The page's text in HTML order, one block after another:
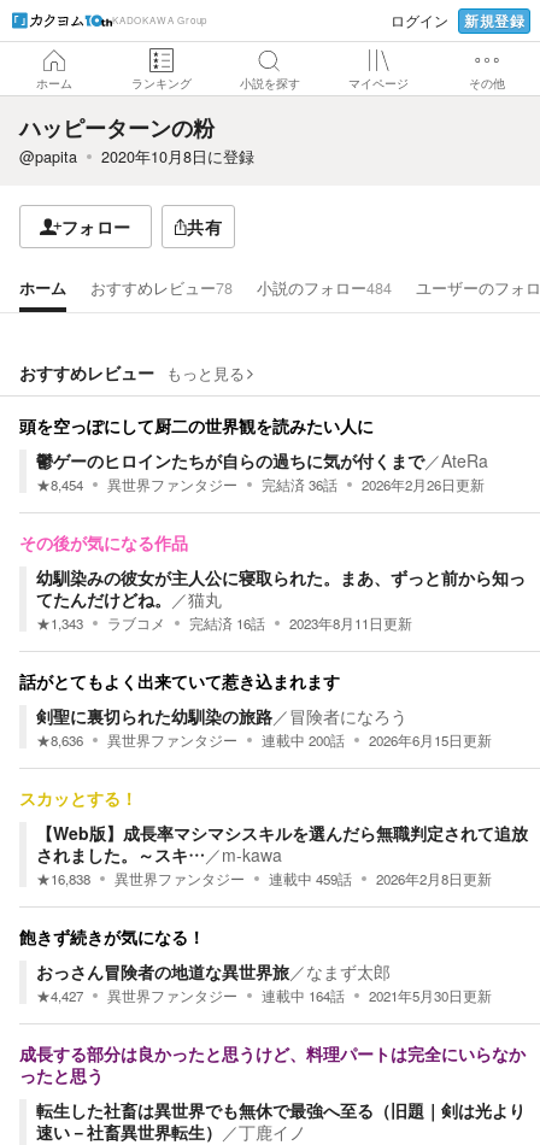
KADOKAWA Group ログイン 新規登録
ホーム ランキング 小説を探す マイページ その他
ハッピーターンの粉
@papita 2020年10月8日に登録
フォロー 共有
ホーム おすすめレビュー78 小説のフォロー484 ユーザーのフォ
おすすめレビュー もっと見る
頭を空っぽにして厨二の世界観を読みたい人に
鬱ゲーのヒロインたちが自らの過ちに気が付くまで／AteRa
★8,454 異世界ファンタジー 完結済36話 2026年2月26日更新
その後が気になる作品
幼馴染みの彼女が主人公に寝取られた。まあ、ずっと前から知っ
てたんだけどね。 ／猫丸
★1,343 ラブコメ 完結済 16話 2023年8月11日更新
話がとてもよく出来ていて惹き込まれます
剣聖に裏切られた幼馴染の旅路／冒険者になろう
★8,636 異世界ファンタジー 連載中 200話 2026年6月15日更新
スカッとする！
【Web版】成長率マシマシスキルを選んだら無職判定されて追放
されました。～スキ…／m-kawa
★16,838 異世界ファンタジー 連載中 459話 2026年2月8日更新
飽きず続きが気になる！
おっさん冒険者の地道な異世界旅／なまず太郎
★4,427 異世界ファンタジー 連載中 164話 2021年5月30日更新
成長する部分は良かったと思うけど、料理パートは完全にいらなか
ったと思う
転生した社畜は異世界でも無休で最強へ至る（旧題｜剣は光より
速い－社畜異世界転生） ／丁鹿イノ